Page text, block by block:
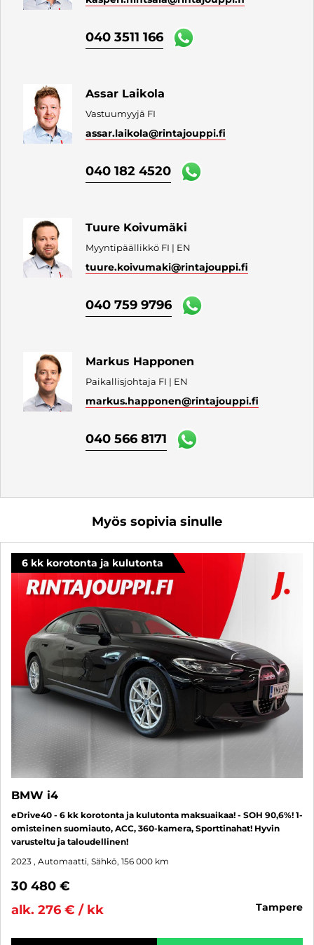
040 3511 166
Assar Laikola
Vastuumyyjä FI
assar.laikola@rintajouppi.fi
040 182 4520
Tuure Koivumäki
Myyntipäällikkö FI | EN
tuure.koivumaki@rintajouppi.fi
040 759 9796
Markus Happonen
Paikallisjohtaja FI | EN
markus.happonen@rintajouppi.fi
040 566 8171
Myös sopivia sinulle
6 kk korotonta ja kulutonta
BMW i4
eDrive40 - 6 kk korotonta ja kulutonta maksuaikaa! - SOH 90,6%! 1-
omisteinen suomiauto, ACC, 360-kamera, Sporttinahat! Hyvin
varusteltu ja taloudellinen!
2023 , Automaatti, Sähkö, 156 000 km
30 480 €
alk. 276 € / kk
tampere